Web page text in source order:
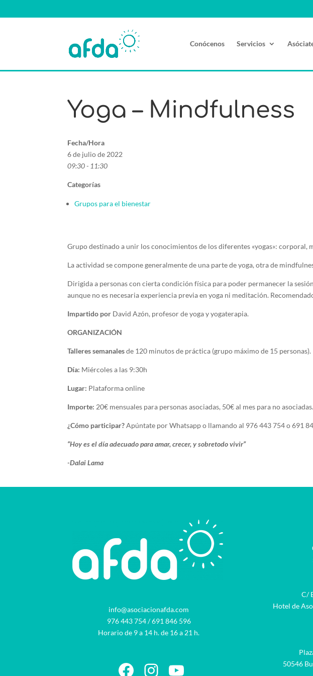
Conócenos Servicios
Yoga – Mindfulness
Fecha/Hora
6 de julio de 2022
09:30 - 11:30
Categorías
Grupos para el bienestar
Grupo destinado a unir los conocimientos de los diferentes «yogas»: corporal,
La actividad se compone generalmente de una parte de yoga, otra de
Dirigida a personas con cierta condición física para poder permanecer la
aunque no es necesaria experiencia previa en yoga ni meditación.
Impartido por David Azón, profesor de yoga y yogaterapia.
ORGANIZACIÓN
Talleres semanalesde 120 minutos de práctica (grupo máximo de 15 personas).
Día: Miércoles a las 9:30h
Lugar: Plataforma online
Importe: 20€ mensuales para personas asociadas, 50€ al mes para no asociadas.
¿Cómo participar?Apúntate por Whatsapp o llamando al 976 443 754 o 691
“Hoy es el día adecuado para amar, crecer, y sobretodo vivir”
-Dalai Lama
info@asociacionafda.com
976 443 754/691 846 596
Horario de 9 a 14 h. de 16 a 21 h.
Facebook
Instagram
YouTube
C/
Hotel de
50546